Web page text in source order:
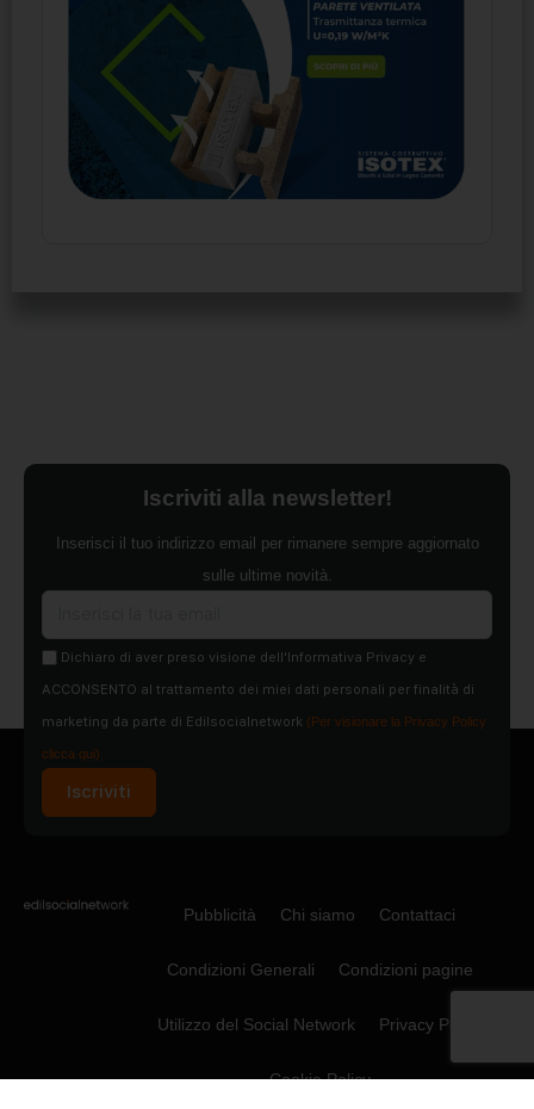
Iscriviti alla newsletter!
Inserisci il tuo indirizzo email per rimanere sempre aggiornato
sulle ultime novità.
Dichiaro di aver preso visione dell'Informativa Privacy e
ACCONSENTO al trattamento dei miei dati personali per finalità di
marketing da parte di Edilsocialnetwork (Per visionare la Privacy Policy
clicca qui).
Iscriviti
Pubblicità Chi siamo Contattaci
Condizioni Generali Condizioni pagine
Utilizzo del Social Network Privacy Policy
Cookie Policy